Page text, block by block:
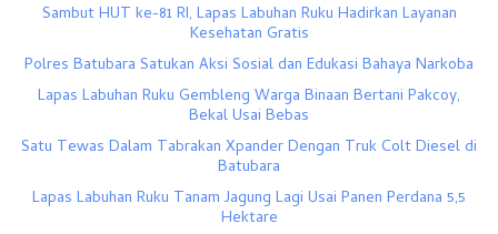
Sambut HUT ke-81 RI, Lapas Labuhan Ruku Hadirkan Layanan
Kesehatan Gratis
Polres Batubara Satukan Aksi Sosial dan Edukasi Bahaya Narkoba
Lapas Labuhan Ruku Gembleng Warga Binaan Bertani Pakcoy,
Bekal Usai Bebas
Satu Tewas Dalam Tabrakan Xpander Dengan Truk Colt Diesel di
Batubara
Lapas Labuhan Ruku Tanam Jagung Lagi Usai Panen Perdana 5,5
Hektare